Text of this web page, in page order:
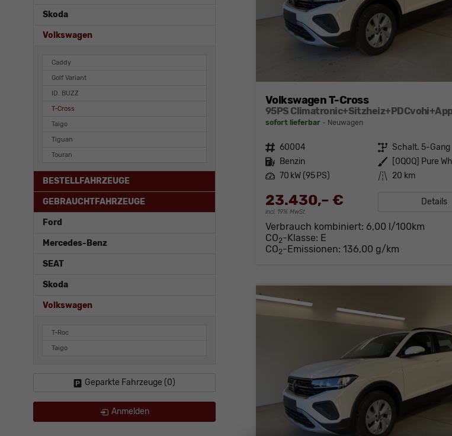
Volkswagen T-Cross
sofort lieferbar Neuwagen
Fahrzeugnr. 60004 Getriebe Schalt. 5-Gang
Kraftstoff Benzin Außenfarbe
[0Q0Q] Pure
Leistung 70 kW (95 PS) Kilometerstand 20 km
23.430,– €
incl. 19% MwSt.
Details
Verbrauch kombiniert: 6,00 l/100km
CO2-Klasse: E
CO2-Emissionen: 136,00 g/km
Skoda
Volkswagen
Caddy
Golf Variant
ID. BUZZ
T-Cross
Taigo
Tiguan
Touran
BESTELLFAHRZEUGE
GEBRAUCHTFAHRZEUGE
Ford
Mercedes-Benz
SEAT
Skoda
Volkswagen
T-Roc
Taigo
Geparkte Fahrzeuge (0)
Anmelden